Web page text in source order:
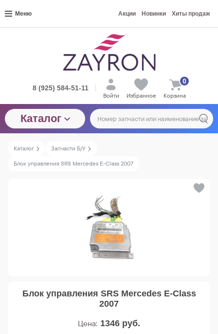
Меню Акции Новинки Хиты продаж
8 (925) 584-51-11
Войти
Избранное Корзина
0
Каталог
Каталог
Запчасти Б/У
Блок управления SRS Mercedes E-Class 2007
Блок управления SRS Mercedes E-Class
2007
Цена: 1346 руб.